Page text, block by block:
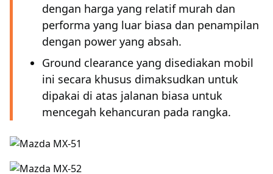
dengan harga yang relatif murah dan
performa yang luar biasa dan penampilan
dengan power yang absah.
Ground clearance yang disediakan mobil
ini secara khusus dimaksudkan untuk
dipakai di atas jalanan biasa untuk
mencegah kehancuran pada rangka.